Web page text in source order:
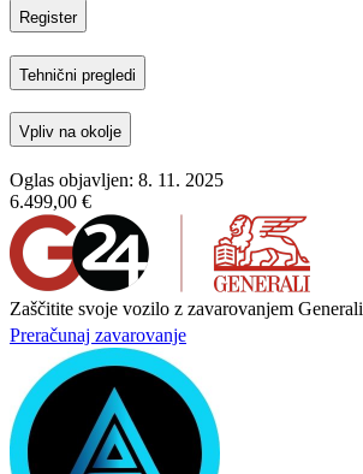
Register
Tehnični pregledi
Vpliv na okolje
Oglas objavljen: 8. 11. 2025
6.499,00 €
Zaščitite svoje vozilo z zavarovanjem Generali
Preračunaj zavarovanje